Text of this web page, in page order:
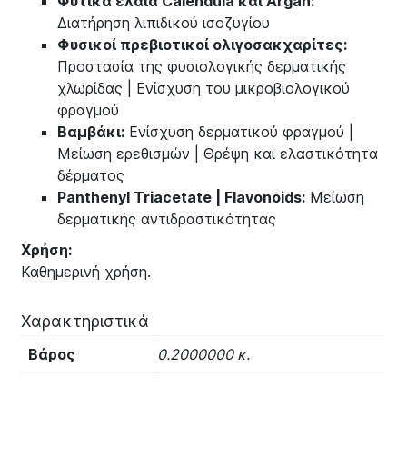
Διατήρηση λιπιδικού ισοζυγίου
Φυσικοί πρεβιοτικοί ολιγοσακχαρίτες:
Προστασία της φυσιολογικής δερματικής
χλωρίδας | Ενίσχυση του μικροβιολογικού
φραγμού
Βαμβάκι: Ενίσχυση δερματικού φραγμού |
Μείωση ερεθισμών | Θρέψη και ελαστικότητα
δέρματος
Panthenyl Triacetate | Flavonoids: Μείωση
δερματικής αντιδραστικότητας
Χρήση:
Καθημερινή χρήση.
Χαρακτηριστικά
Βάρος 0.2000000 κ.